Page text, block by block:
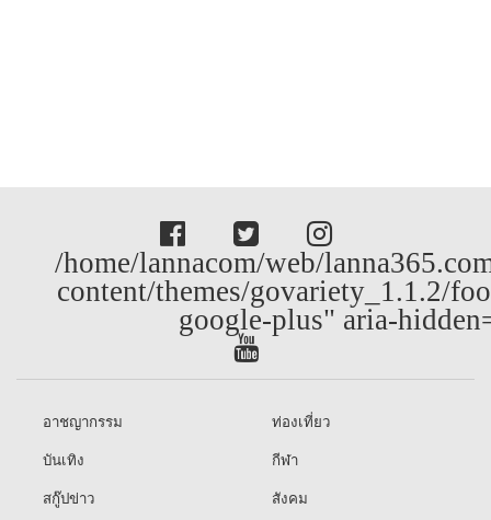
/home/lannacom/web/
content/themes/govariety_1.1.2/
google-plus" aria-
อาชญากรรม
ท่องเที่ยว
บันเทิง
กีฬา
สกู๊ปข่าว
สังคม